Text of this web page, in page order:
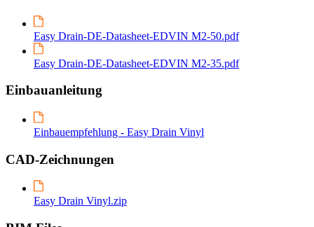
Easy Drain-DE-Datasheet-EDVIN M2-50.pdf
Easy Drain-DE-Datasheet-EDVIN M2-35.pdf
Einbauanleitung
Einbauempfehlung - Easy Drain Vinyl
CAD-Zeichnungen
Easy Drain Vinyl.zip